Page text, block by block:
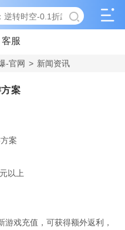
客服
-官网 > 新闻资讯
案
案
以上
戏充值，可获得额外返利，